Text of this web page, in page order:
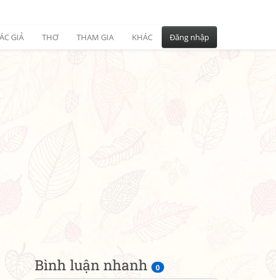
GIẢ THƠ THAM GIA KHÁC Đăng nhập
Bình luận nhanh 0